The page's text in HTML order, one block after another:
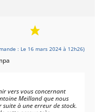
: Le 16 mars 2024 à 12h26)
vers vous concernant
Meilland que nous
à une erreur de stock.